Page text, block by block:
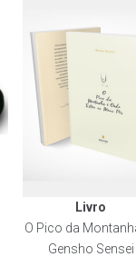
Livro
O Pico da
Gensho Sensei